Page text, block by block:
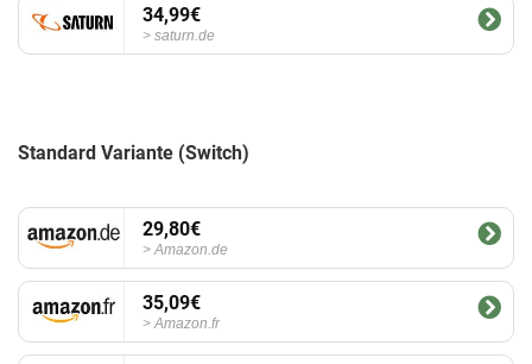
34,99€
saturn.de
Standard Variante (Switch)
29,80€
Amazon.de
35,09€
Amazon.fr